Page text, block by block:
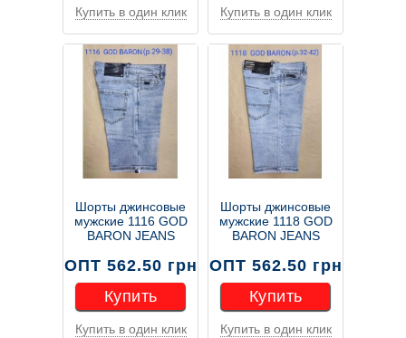
Купить
Купить в один клик
Купить
Купить в один клик
Шорты джинсовые
мужские 1116 GOD
BARON JEANS
ОПТ 562.50 грн
Купить
Купить в один клик
Шорты джинсовые
мужские 1118 GOD
BARON JEANS
ОПТ 562.50 грн
Купить
Купить в один клик